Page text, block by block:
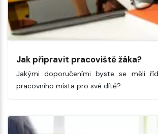
Jak připravit pracoviště žáka?
Jakými doporučeními byste se měli
pracovního místa pro své dítě?